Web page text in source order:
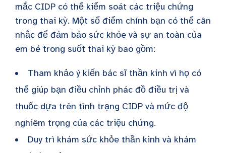
mắc CIDP có thể kiểm soát các triệu chứng
trong thai kỳ. Một số điểm chính bạn có thể cân
nhắc để đảm bảo sức khỏe và sự an toàn của
em bé trong suốt thai kỳ bao gồm:
Tham khảo ý kiến bác sĩ thần kinh vì họ có
thể giúp bạn điều chỉnh phác đồ điều trị và
thuốc dựa trên tình trạng CIDP và mức độ
nghiêm trọng của các triệu chứng.
Duy trì khám sức khỏe thần kinh và khám